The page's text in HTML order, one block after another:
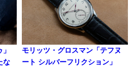
な
モリッツ・グロスマン「テフヌ
ート シルバーフリクション」